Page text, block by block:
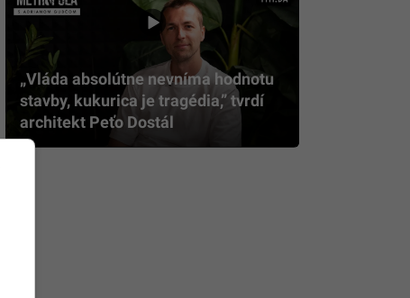
„Vláda absolútne nevníma hodnotu
stavby, kukurica je tragédia,” tvrdí
architekt Peťo Dostál